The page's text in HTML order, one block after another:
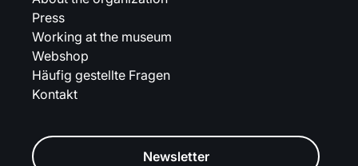
Press
Working at the museum
Webshop
Häufig gestellte Fragen
Kontakt
Newsletter